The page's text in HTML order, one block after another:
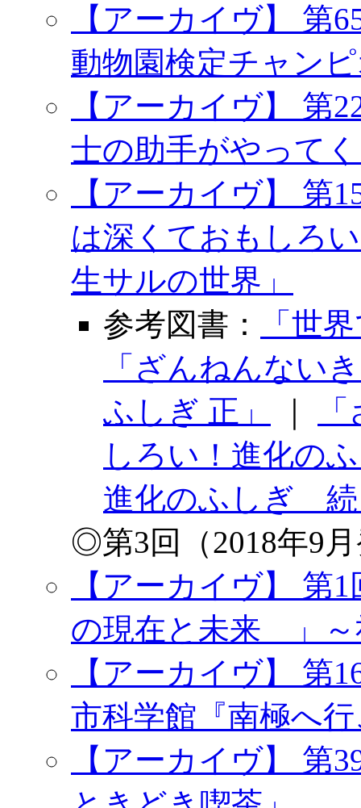
【アーカイヴ】 第
動物園検定チャン
【アーカイヴ】 第
士の助手がやって
【アーカイヴ】 第
は深くておもしろ
生サルの世界」
参考図書：
「世
「ざんねんない
ふしぎ 正」
しろい！進化の
進化のふしぎ 続
◎第3回（2018年9
【アーカイヴ】 第
の現在と未来 」～
【アーカイヴ】 第
市科学館『南極へ
【アーカイヴ】 第